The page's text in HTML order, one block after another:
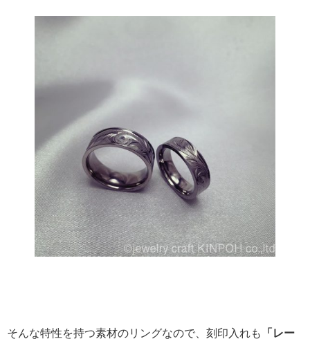
そんな特性を持つ素材のリングなので、刻印入れも 「レー